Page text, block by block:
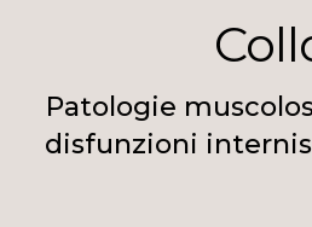
Patologie
disfunzioni